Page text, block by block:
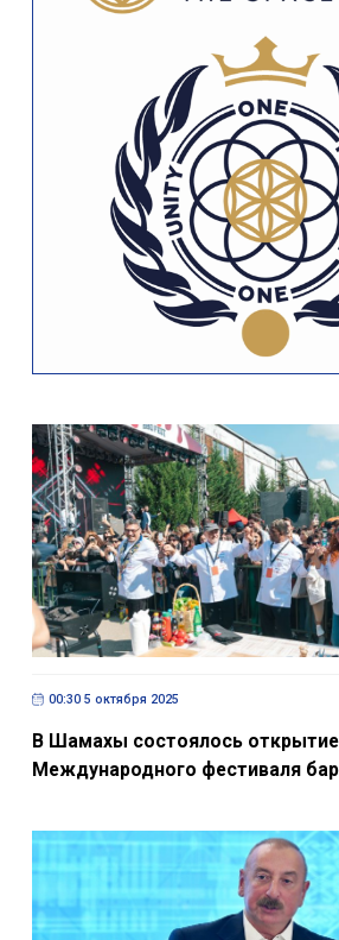
00:30 5 октября 2025
В Шамахы состоялось открытие
Международного фестиваля